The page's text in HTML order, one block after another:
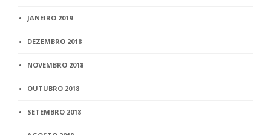
JANEIRO 2019
DEZEMBRO 2018
NOVEMBRO 2018
OUTUBRO 2018
SETEMBRO 2018